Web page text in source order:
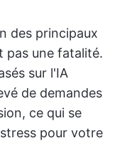
des principaux
pas une fatalité.
sur l'IA
de demandes
ce qui se
pour votre